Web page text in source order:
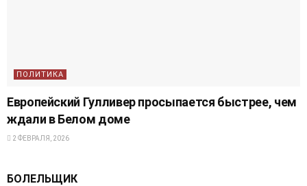
ПОЛИТИКА
Европейский Гулливер просыпается быстрее, чем
ждали в Белом доме
2 ФЕВРАЛЯ, 2026
БОЛЕЛЬЩИК